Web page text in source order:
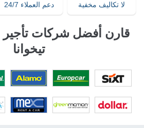
لا تكاليف مخفية دعم العملاء 24/7
قارن أفضل شركات تأجير
تيخوانا